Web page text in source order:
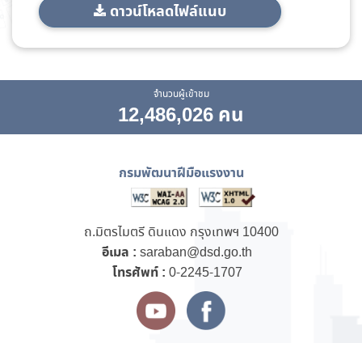
ดาวน์โหลดไฟล์แนบ
จำนวนผู้เข้าชม
12,486,026 คน
กรมพัฒนาฝีมือแรงงาน
ถ.มิตรไมตรี ดินแดง กรุงเทพฯ 10400
อีเมล : saraban@dsd.go.th
โทรศัพท์ : 0-2245-1707